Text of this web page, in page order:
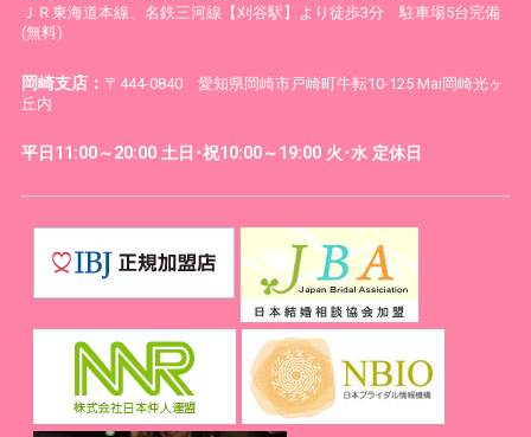
ＪＲ東海道本線、名鉄三河線【刈谷駅】より徒歩3分 駐車場5台完備
(無料)
岡崎支店： 〒444-0840 愛知県岡崎市戸崎町牛転10-125 Mai岡崎光ヶ
丘内
平日11:00～20:00 土日･祝10:00～19:00 火･水 定休日